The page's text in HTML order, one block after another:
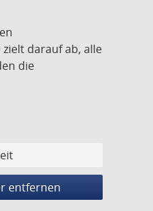
darauf ab, alle
die
entfernen